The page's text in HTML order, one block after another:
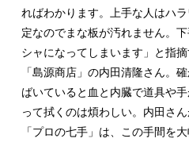
ればわかります。上手な人はハ
定なのでまな板が汚れません。
シャになってしまいます」と指
「島源商店」の内田清隆さん。
ばいていると血と内臓で道具や
って拭くのは煩わしい。内田さ
「プロの七手」は、この手間を